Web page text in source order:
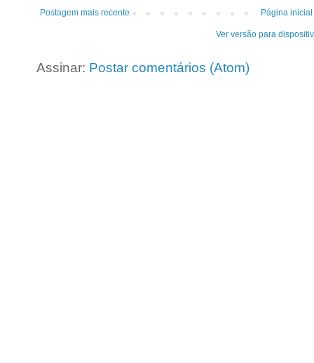
Postagem mais recente Página inicial
Ver versão para
Assinar: Postar comentários (Atom)